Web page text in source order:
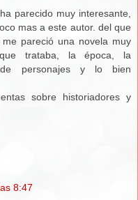
parecido muy interesante,
mas a este autor. del que
pareció una novela muy
trataba, la época, la
de personajes y lo bien
sobre historiadores y
8:47